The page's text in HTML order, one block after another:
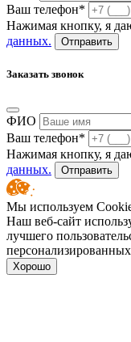
Ваш телефон*
Нажимая кнопку, я
данных.
Отправить
Заказать звонок
ФИО
Ваш телефон*
Нажимая кнопку, я
данных.
Отправить
Мы используем
Наш веб-сайт
лучшего
персонализированных
Хорошо